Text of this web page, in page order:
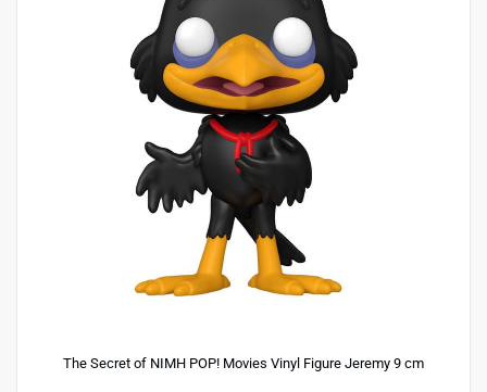
The Secret of NIMH POP! Movies Vinyl Figure Jeremy 9 cm